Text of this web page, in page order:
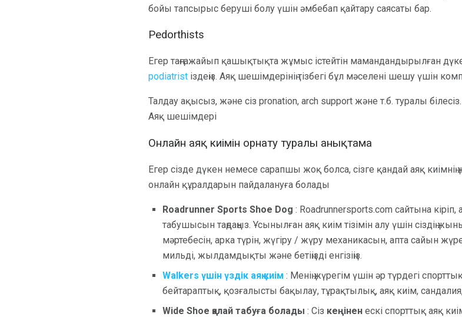
бойы тапсырыс беруші болу үшін әмбебап қайтару саясаты бар.
Pedorthists
Егер таңғажайып қашықтықта жұмыс істейтін мамандандырылған
podiatrist іздеңіз. Аяқ шешімдерінің тізбегі бұл мәселені шешу үшін
Талдау ақысыз, және сіз pronation, arch support және т.б. туралы білесіз.
Аяқ шешімдері
Онлайн аяқ киімін орнату туралы анықтама
Егер сізде дүкен немесе сарапшы жоқ болса, сізге қандай аяқ
онлайн құралдарын пайдалануға болады
Roadrunner Sports Shoe Dog : Roadrunnersports.com сайтына кіріп,
табушысын таңдаңыз. Ұсынылған аяқ киім тізімін алу үшін сіздің
мәртебесін, арка түрін, жүгіру / жүру механикасын, апта сайын
мильді, жылдамдықты және бетіңізді енгізіңіз.
Walkers үшін үздік аяқ киім : Менің жүрегім үшін әр түрдегі
бейтараптық, қозғалысты бақылау, тұрақтылық, аяқ киім,
Wide Shoe қалай табуға болады : Сіз кеңінен ескі спорттық аяқ